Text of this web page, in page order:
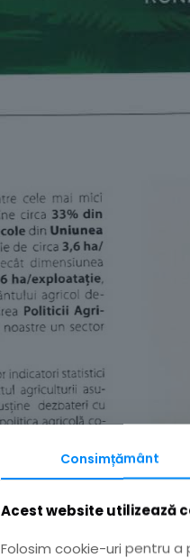
Consimțământ
Acest website utilizează
Folosim cookie-uri pentru a